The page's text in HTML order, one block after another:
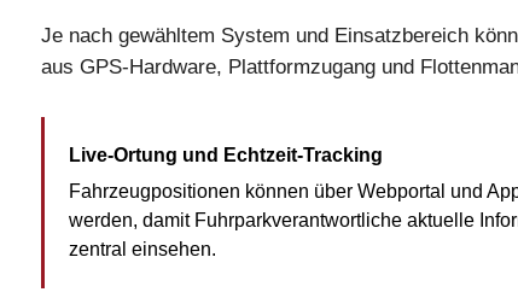
Je nach gewähltem System und Einsatzbereich
aus GPS-Hardware, Plattformzugang und
Live-Ortung und Echtzeit-Tracking
Fahrzeugpositionen können über Webportal und
werden, damit Fuhrparkverantwortliche aktuelle
zentral einsehen.